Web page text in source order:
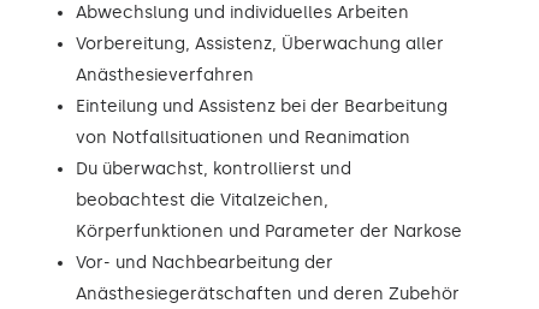
Abwechslung und individuelles Arbeiten
Vorbereitung, Assistenz, Überwachung aller
Anästhesieverfahren
Einteilung und Assistenz bei der Bearbeitung
von Notfallsituationen und Reanimation
Du überwachst, kontrollierst und
beobachtest die Vitalzeichen,
Körperfunktionen und Parameter der Narkose
Vor- und Nachbearbeitung der
Anästhesiegerätschaften und deren Zubehör